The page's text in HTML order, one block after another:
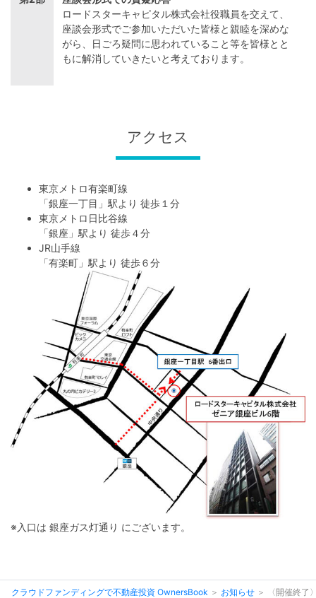
ロードスターキャピタル株式会社役職員を交えて、
座談会形式でご参加いただいた皆様と親睦を深めな
がら、日ごろ疑問に思われていること等を皆様とと
もに解消していきたいと考えております。
アクセス
東京メトロ有楽町線
「銀座一丁目 」駅より 徒歩１分
東京メトロ日比谷線
「銀座 」駅より 徒歩４分
JR山手線
「有楽町 」駅より 徒歩６分
※入口は 銀座ガス灯通り にございます。
クラウドファンディングで不動産投資 OwnersBook お知らせ 〈開催終